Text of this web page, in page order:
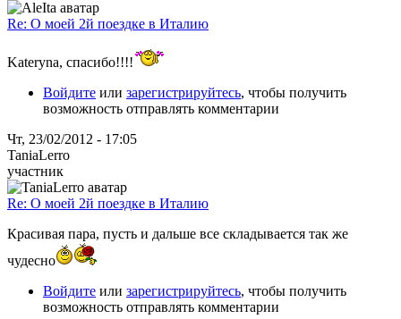
Re: О моей 2й поездке в Италию
Kateryna, спасибо!!!!
Войдите или зарегистрируйтесь, чтобы получить
возможность отправлять комментарии
Чт, 23/02/2012 - 17:05
TaniaLerro
участник
Re: О моей 2й поездке в Италию
Красивая пара, пусть и дальше все складывается так же
чудесно
Войдите или зарегистрируйтесь, чтобы получить
возможность отправлять комментарии